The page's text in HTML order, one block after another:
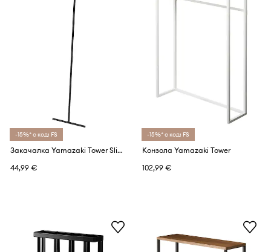
-15%* с код: FS
Закачалка Yamazaki Tower Slim Leaning
44,99 €
-15%* с код: FS
Конзола Yamazaki Tower
102,99 €